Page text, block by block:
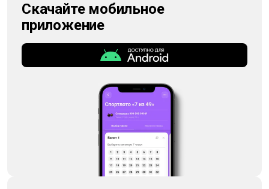
Cкачайте мобильное
приложение